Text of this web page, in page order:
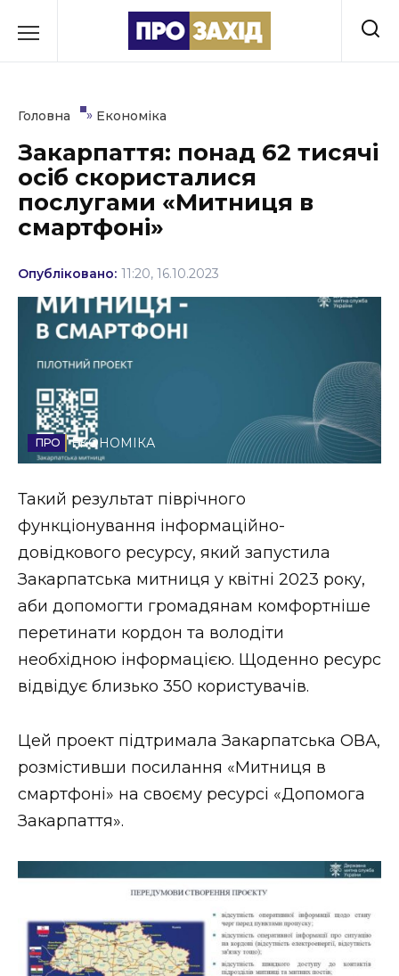
до
Культура
Освіта
Політика
Соціум
Стиль життя
Втрачений Ужгород
Втрачений Ужгород (відеоверсія)
ЗАКАРПАТСЬКІ НОВИНИ
НОВИНИ ЗАХІДНОЇ УКРАЇНИ
ФОТО
ВІДЕО
Головна » Економіка
Закарпаття: понад 62 тисячі
осіб скористалися
послугами «Митниця в
смартфоні»
Опубліковано: 11:20, 16.10.2023
ЕКОНОМІКА
Такий результат піврічного
функціонування інформаційно-
довідкового ресурсу, який запустила
Закарпатська митниця у квітні 2023 року,
аби допомогти громадянам комфортніше
перетинати кордон та володіти
необхідною інформацією. Щоденно ресурс
відвідує близько 350 користувачів.
Цей проект підтримала Закарпатська ОВА,
розмістивши посилання «Митниця в
смартфоні» на своєму ресурсі «Допомога
Закарпаття».